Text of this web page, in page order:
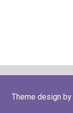
Theme design by